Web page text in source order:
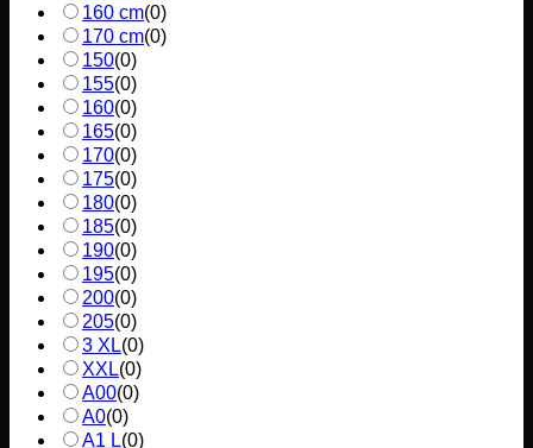
160 cm(0)
170 cm(0)
150(0)
155(0)
160(0)
165(0)
170(0)
175(0)
180(0)
185(0)
190(0)
195(0)
200(0)
205(0)
3 XL(0)
XXL(0)
A00(0)
A0(0)
A1 L(0)